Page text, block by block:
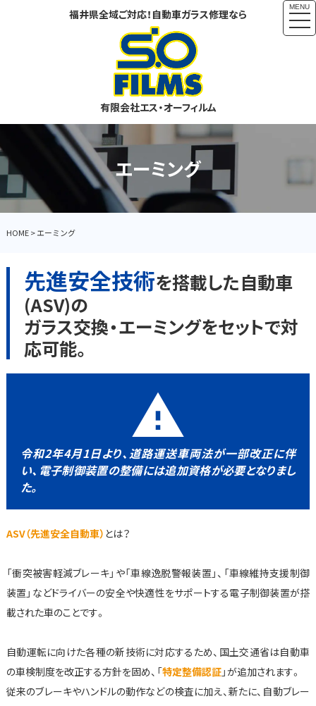
福井県全域ご対応！自動車ガラス修理なら
有限会社エス・オーフィルム
MENU
エーミング
HOME>エーミング
先進安全技術を搭載した自動車
(ASV)の
ガラス交換・エーミングをセットで対
応可能。
warning
令和2年4月1日より、道路運送車両法が一部改正に伴
い、電子制御装置の整備には追加資格が必要となりまし
た。
ASV（先進安全自動車） とは？
「衝突被害軽減ブレーキ」や「車線逸脱警報装置」、「車線維持支援制御
装置」などドライバーの安全や快適性をサポートする電子制御装置が搭
載された車のことです。
自動運転に向けた各種の新技術に対応するため、国土交通省は自動車
の車検制度を改正する方針を固め、「特定整備認証」が追加されます。
従来のブレーキやハンドルの動作などの検査に加え、新たに、自動ブレー